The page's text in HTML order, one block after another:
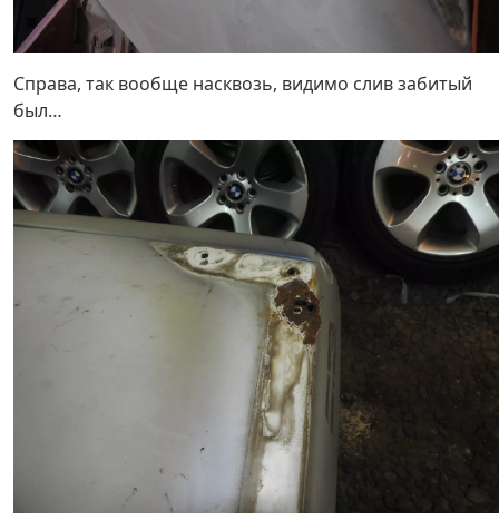
Справа, так вообще насквозь, видимо слив забитый
был…